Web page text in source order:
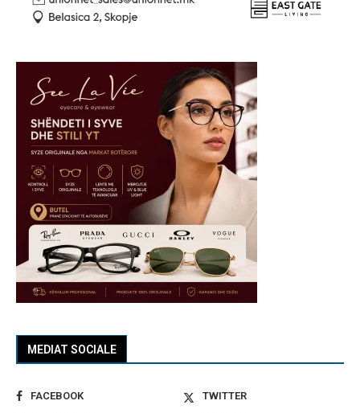
MEDIAT SOCIALE
FACEBOOK
TWITTER